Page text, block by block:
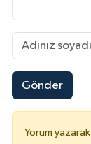
Gönder
Yorum yazarak